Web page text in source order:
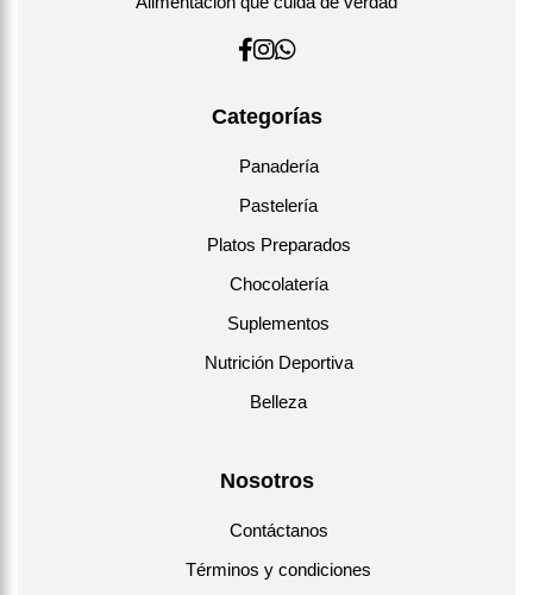
Categorías
Panadería
Pastelería
Platos Preparados
Chocolatería
Suplementos
Nutrición Deportiva
Belleza
Nosotros
Contáctanos
Términos y condiciones